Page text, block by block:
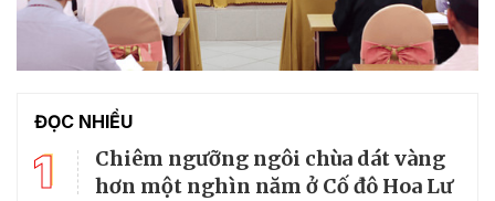
ĐỌC NHIỀU
1
Chiêm ngưỡng ngôi chùa dát vàng
hơn một nghìn năm ở Cố đô Hoa Lư